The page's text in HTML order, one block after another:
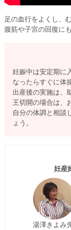
足の血行をよくし、
腹筋や子宮の回復に
妊娠中は安定期に
なったらすぐに体
出産後の実施は、
王切開の場合は、
自分の体調と相談
ょう。
妊産
湯澤きよみ